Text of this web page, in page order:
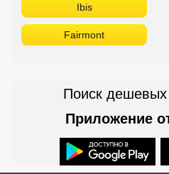
Ibis
Fairmont
Поиск дешевых
Приложение